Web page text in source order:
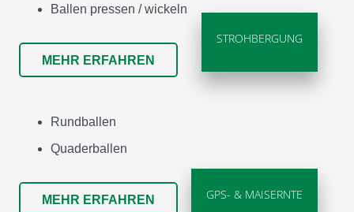
Ballen pressen / wickeln
MEHR ERFAHREN
STROHBERGUNG
Rundballen
Quaderballen
MEHR ERFAHREN GPS- & MAISERNTE